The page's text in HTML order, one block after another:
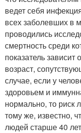
ведет себя
всех заболевших в
проводились
смертность среди
показатель зависит
возраст,
случае, если у
здоровьем и
нормально, то риск
тому же, известно,
людей старше 40